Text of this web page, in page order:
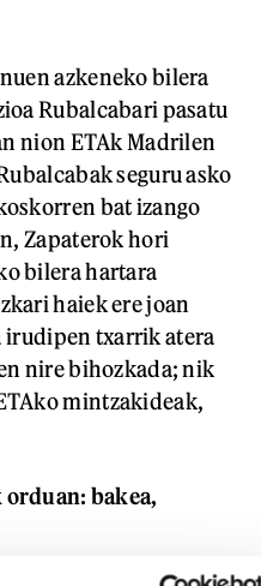
azkeneko bilera
Rubalcabari pasatu
nion ETAk Madrilen
seguru asko
bat izango
Zapaterok hori
bilera hartara
haiek ere joan
irudipen txarrik atera
nire bihozkada; nik
mintzakideak,
bakea,